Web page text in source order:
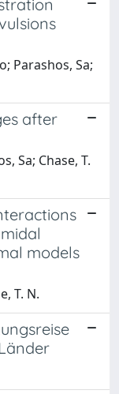
Parashos, Sa;
after
Sa; Chase, T.
models
T. N.